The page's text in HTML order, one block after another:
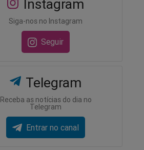
Instagram
Siga-nos no Instagram
Seguir
Telegram
Receba as notícias do dia no
Telegram
Entrar no canal